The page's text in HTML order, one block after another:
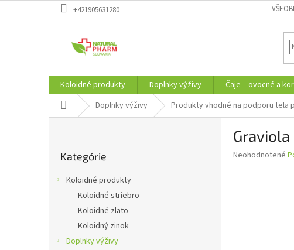
na
+421905631280
Koloidné produkty Doplnky výživy Čaje – ovocné a
DomovDoplnky výživy Produkty vhodné na podporu tela
kategórie
Kategórie
Koloidné produkty
Koloidné striebro
Koloidné zlato
Koloidný zinok
Doplnky výživy
Graviola
Priemerné
Neohodnotené